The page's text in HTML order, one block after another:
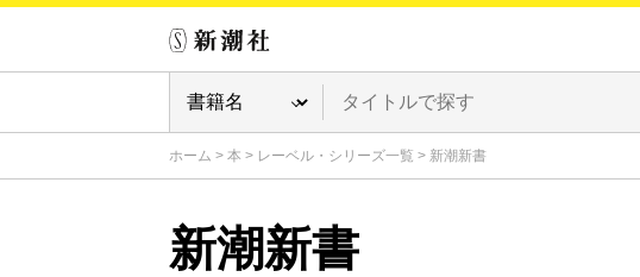
ホーム > 本 > レーベル・シリーズ一覧 > 新潮新書
新潮新書